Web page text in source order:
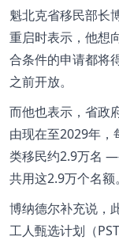
魁北克省移民部长
重启时表示，他想
合条件的申请都将
之前开放。
而他也表示，省政
由现在至2029年
类移民约2.9万名
共用这2.9万个名额。
博纳德尔补充说，
工人甄选计划（